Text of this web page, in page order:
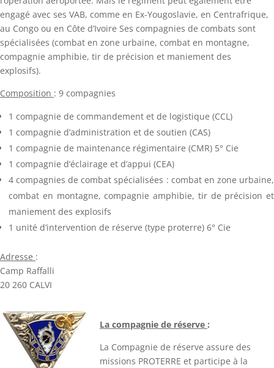
engagé avec ses VAB, comme en Ex-Yougoslavie, en Centrafrique,
au Congo ou en Côte d’Ivoire Ses compagnies de combats sont
spécialisées (combat en zone urbaine, combat en montagne,
compagnie amphibie, tir de précision et maniement des
explosifs).
Composition : 9 compagnies
1 compagnie de commandement et de logistique (CCL)
1 compagnie d’administration et de soutien (CAS)
1 compagnie de maintenance régimentaire (CMR) 5° Cie
1 compagnie d’éclairage et d’appui (CEA)
4 compagnies de combat spécialisées : combat en zone urbaine,
combat en montagne, compagnie amphibie, tir de précision et
maniement des explosifs
1 unité d’intervention de réserve (type proterre) 6° Cie
Adresse :
Camp Raffalli
20 260 CALVI
La compagnie de réserve :
La Compagnie de réserve assure des
missions PROTERRE et participe à la